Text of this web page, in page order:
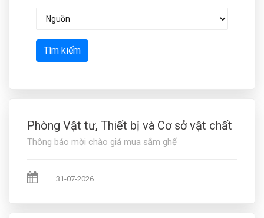
Tìm kiếm
Phòng Vật tư, Thiết bị và Cơ sở vật chất
Thông báo mời chào giá mua sắm ghế
31-07-2026